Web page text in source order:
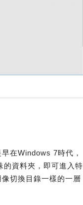
在Windows 7時代，
的資料夾，即可進入特
切換目錄一樣的一層